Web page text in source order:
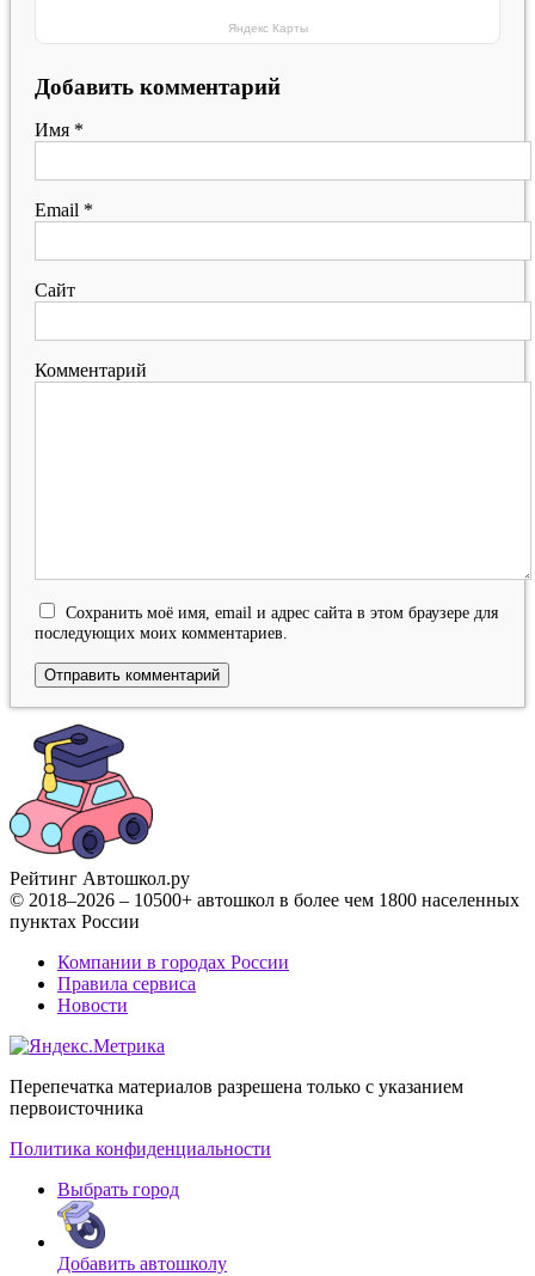
Яндекс Карты
Добавить комментарий
Имя *
Email *
Сайт
Комментарий
Сохранить моё имя, email и адрес сайта в этом браузере для
последующих моих комментариев.
Рейтинг Автошкол.ру
© 2018–2026 – 10500+ автошкол в более чем 1800 населенных
пунктах России
Компании в городах России
Правила сервиса
Новости
Перепечатка материалов разрешена только с указанием
первоисточника
Политика конфиденциальности
Выбрать город
Добавить автошколу